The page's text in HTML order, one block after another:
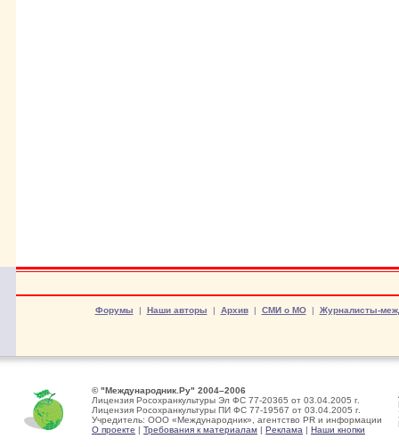
Форумы | Наши авторы | Архив| СМИ о МО| Журналисты-
© "Международник.Ру" 2004–2006
Лицензия Росохранкультуры Эл ФС 77-20365 от 03.04.2005 г.
Лицензия Росохранкультуры ПИ ФС 77-19567 от 03.04.2005 г.
Учредитель: ООО «Международник», агентство PR и информации
О проекте | Требования к материалам | Реклама | Наши кнопки